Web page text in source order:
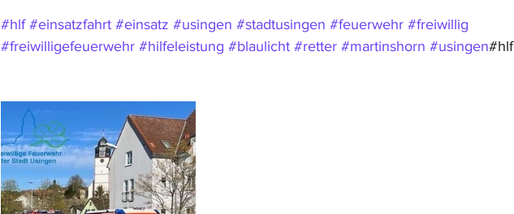
#hlf #einsatzfahrt #einsatz #usingen #stadtusingen #feuerwehr #freiwillig
#freiwilligefeuerwehr #hilfeleistung #blaulicht #retter #martinshorn #usingen#hlf